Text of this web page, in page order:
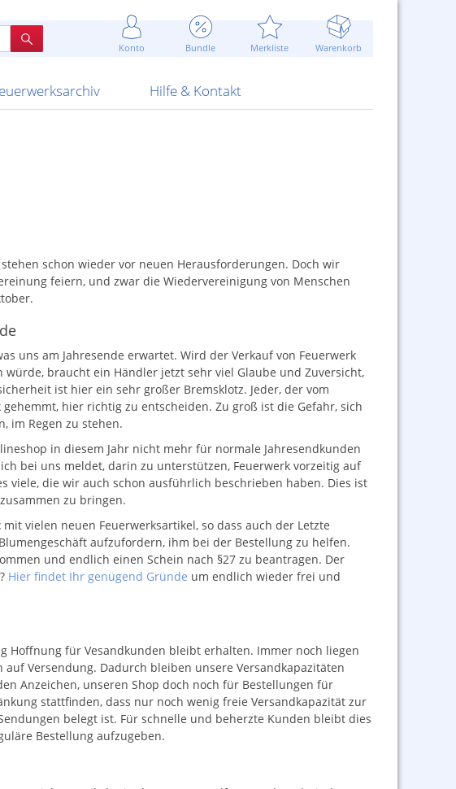
Konto Bundle Merkliste Warenkorb
Schachteln und Attrappen
Streich- und Bengalhölzer
Blitzschnell...
Sommerpreise u.v.m.
Ausnahmegenehmigung
Sammlertreffen
Feuerwerk ARS Pirotecnia
Bothmer Pyrotechnik
Hilfe & Kontakt
Versanddienste
Gewerbetreibende
Kontaktformular
AGB
schon wieder vor neuen Herausforderungen. Doch wir
feiern, und zwar die Wiedervereinigung von Menschen
uns am Jahresende erwartet. Wird der Verkauf von Feuerwerk
braucht ein Händler jetzt sehr viel Glaube und Zuversicht,
ist hier ein sehr großer Bremsklotz. Jeder, der vom
hier richtig zu entscheiden. Zu groß ist die Gefahr, sich
im Regen zu stehen.
in diesem Jahr nicht mehr für normale Jahresendkunden
bei uns meldet, darin zu unterstützen, Feuerwerk vorzeitig auf
viele, die wir auch schon ausführlich beschrieben haben. Dies ist
zu bringen.
mit vielen neuen Feuerwerksartikel, so dass auch der Letzte
aufzufordern, ihm bei der Bestellung zu helfen.
und endlich einen Schein nach §27 zu beantragen. Der
Hier findet Ihr genügend Gründe um endlich wieder frei und
Hoffnung für Vesandkunden bleibt erhalten. Immer noch liegen
Versendung. Dadurch bleiben unsere Versandkapazitäten
Anzeichen, unseren Shop doch noch für Bestellungen für
stattfinden, dass nur noch wenig freie Versandkapazität zur
belegt ist. Für schnelle und beherzte Kunden bleibt dies
Bestellung aufzugeben.